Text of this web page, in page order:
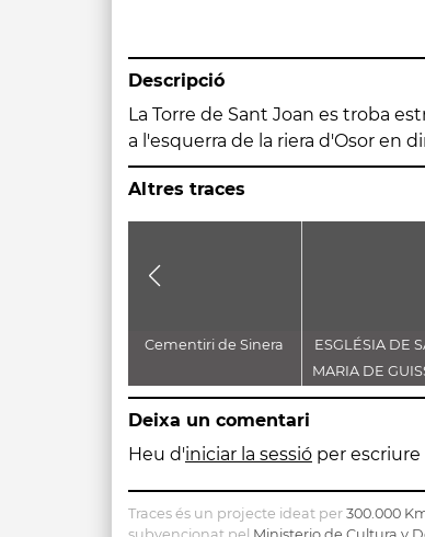
Descripció
La Torre de Sant Joan es troba
a l'esquerra de la riera d'Osor en
Altres traces
Cementiri de Sinera
ESGLÉSIA DE
MARIA DE
Deixa un comentari
Heu d'iniciar la sessió per
Traces és un projecte ideat per 300.000